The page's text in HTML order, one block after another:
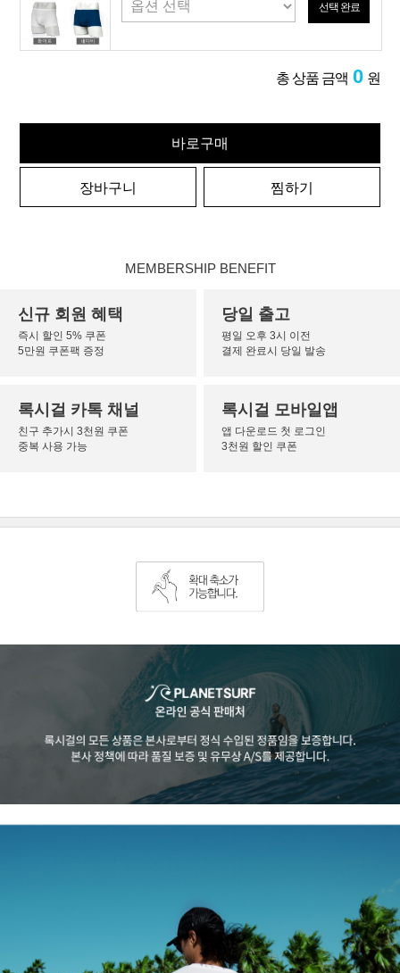
선택 완료
총 상품 금액 0 원
바로구매
장바구니 찜하기
MEMBERSHIP BENEFIT
신규 회원 혜택
즉시 할인 5% 쿠폰
5만원 쿠폰팩 증정
당일 출고
평일 오후 3시 이전
결제 완료시 당일 발송
록시걸 카톡 채널
친구 추가시 3천원 쿠폰
중복 사용 가능
록시걸 모바일앱
앱 다운로드 첫 로그인
3천원 할인 쿠폰